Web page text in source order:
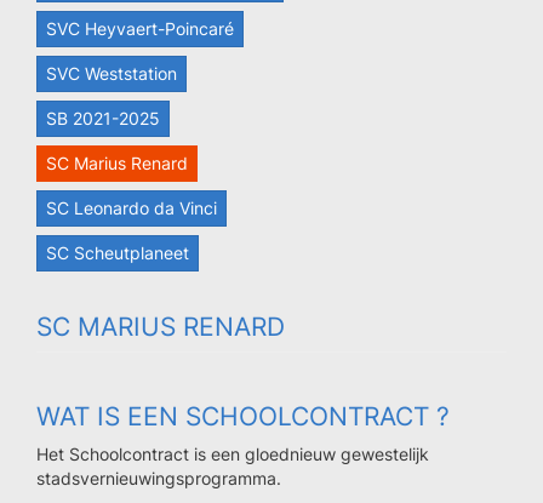
SVC Heyvaert-Poincaré
SVC Weststation
SB 2021-2025
SC Marius Renard
SC Leonardo da Vinci
SC Scheutplaneet
SC MARIUS RENARD
WAT IS EEN SCHOOLCONTRACT ?
Het Schoolcontract is een gloednieuw gewestelijk
stadsvernieuwingsprogramma.